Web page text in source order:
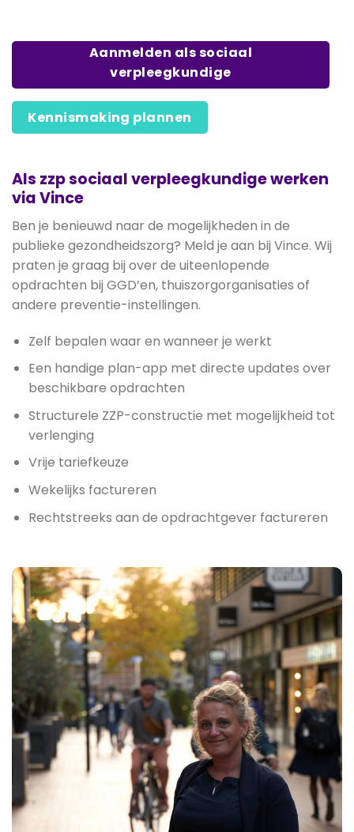
Aanmelden als sociaal
verpleegkundige
Kennismaking plannen
Als zzp sociaal verpleegkundige werken
via Vince
Ben je benieuwd naar de mogelijkheden in de
publieke gezondheidszorg? Meld je aan bij Vince. Wij
praten je graag bij over de uiteenlopende
opdrachten bij GGD’en, thuiszorgorganisaties of
andere preventie-instellingen.
Zelf bepalen waar en wanneer je werkt
Een handige plan-app met directe updates over
beschikbare opdrachten
Structurele ZZP-constructie met mogelijkheid tot
verlenging
Vrije tariefkeuze
Wekelijks factureren
Rechtstreeks aan de opdrachtgever factureren